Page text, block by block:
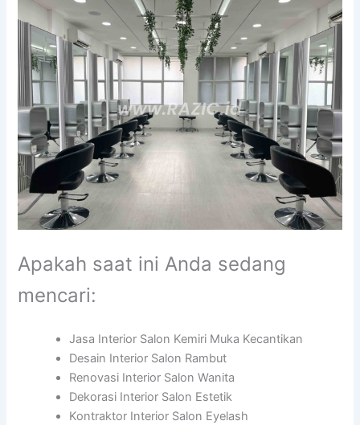
Apakah saat ini Anda sedang
mencari:
Jasa Interior Salon Kemiri Muka Kecantikan
Desain Interior Salon Rambut
Renovasi Interior Salon Wanita
Dekorasi Interior Salon Estetik
Kontraktor Interior Salon Eyelash